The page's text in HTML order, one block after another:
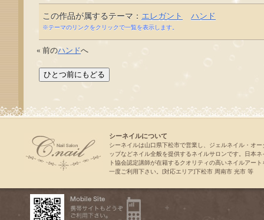
この作品が属するテーマ： エレガント ハンド
※テーマのリンクをクリックで一覧を表示します。
« 前のハンドへ
シーネイルについて
シーネイルは山口県下松市で営業し、ジェルネイル・オー
ップなどネイル全般を提供するネイルサロンです。日本ネ
ト協会認定講師が在籍するクオリティの高いネイルアート
一度ご利用下さい。[対応エリア]下松市 周南市 光市 等